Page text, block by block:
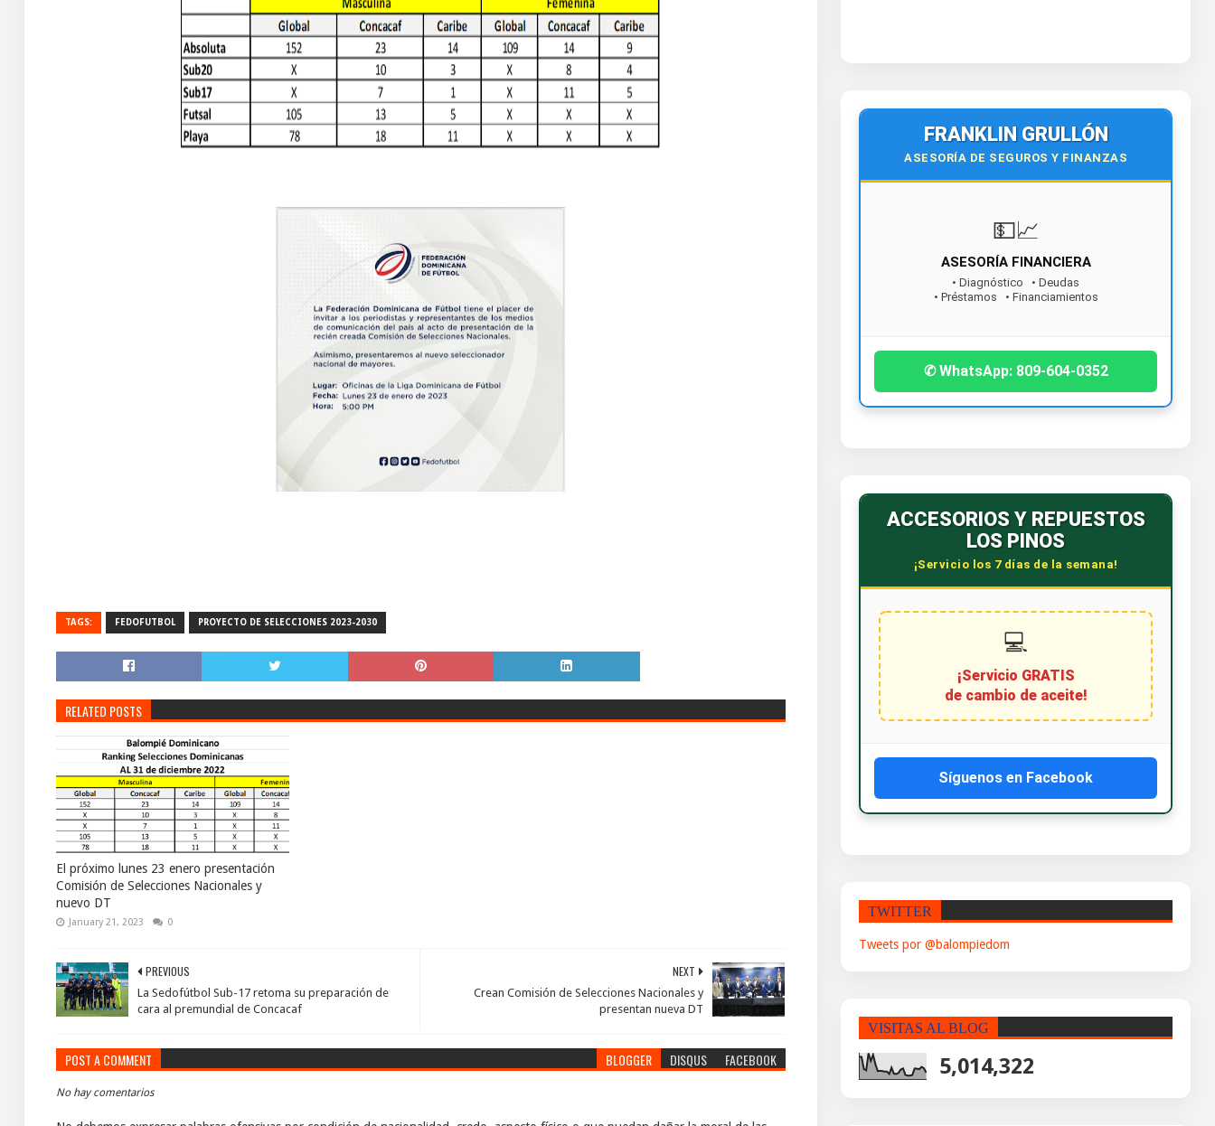
TAGS: FEDOFUTBOL PROYECTO DE SELECCIONES 2023-2030
RELATED POSTS
El próximo lunes 23 enero presentación
Comisión de Selecciones Nacionales y
nuevo DT
January 21, 2023 0
NEXT
Crean Comisión de Selecciones Nacionales y
presentan nueva DT
PREVIOUS
La Sedofútbol Sub-17 retoma su preparación de
cara al premundial de Concacaf
POST A COMMENT BLOGGER DISQUS FACEBOOK
No hay comentarios
FRANKLIN GRULLÓN
ASESORÍA DE SEGUROS Y FINANZAS
💵📈
ASESORÍA FINANCIERA
• Diagnóstico • Deudas
• Préstamos • Financiamientos
¡Contáctanos hoy!
✆ WhatsApp: 809-604-0352
ACCESORIOS Y REPUESTOS
LOS PINOS
¡Servicio los 7 días de la semana!
💻
¡Servicio GRATIS
de cambio de aceite!
Síguenos en Facebook
TWITTER
Tweets por @balompiedom
VISITAS AL BLOG
5,014,322